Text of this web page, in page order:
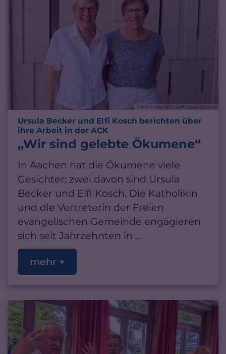
© Bistum Aachen / Steffi Sieger-Bücken
Ursula Becker und Elfi Kosch berichten über
ihre Arbeit in der ACK
„Wir sind gelebte Ökumene“
In Aachen hat die Ökumene viele
Gesichter: zwei davon sind Ursula
Becker und Elfi Kosch. Die Katholikin
und die Vertreterin der Freien
evangelischen Gemeinde engagieren
sich seit Jahrzehnten in ...
mehr +